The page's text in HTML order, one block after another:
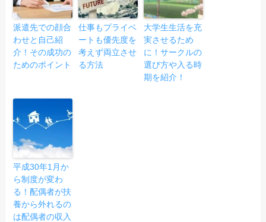
派遣先での顔合
わせと自己紹
介！その成功の
ためのポイント
仕事もプライベ
ートも優先度を
考えず両立させ
る方法
大学生生活を充
実させるため
に！サークルの
選び方や入る時
期を紹介！
平成30年1月か
ら制度が変わ
る！配偶者が扶
養から外れるの
は配偶者の収入